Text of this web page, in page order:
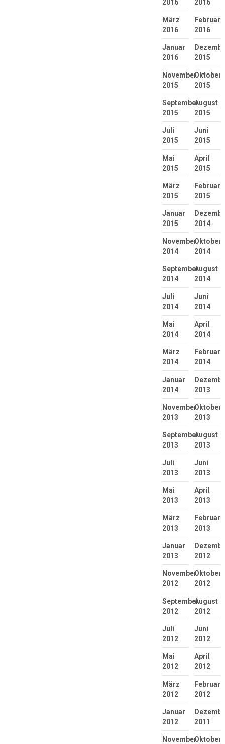
2016 2016
März
2016
Februar
2016
Januar
2016
2015
November
2015
Oktober
2015
September
2015
August
2015
Juli
2015
Juni
2015
Mai
2015
April
2015
März
2015
Februar
2015
Januar
2015
2014
November
2014
Oktober
2014
September
2014
August
2014
Juli
2014
Juni
2014
Mai
2014
April
2014
März
2014
Februar
2014
Januar
2014
2013
November
2013
Oktober
2013
September
2013
August
2013
Juli
2013
Juni
2013
Mai
2013
April
2013
März
2013
Februar
2013
Januar
2013
2012
November
2012
Oktober
2012
September
2012
August
2012
Juli
2012
Juni
2012
Mai
2012
April
2012
März
2012
Februar
2012
Januar
2012
2011
NovemberOktober